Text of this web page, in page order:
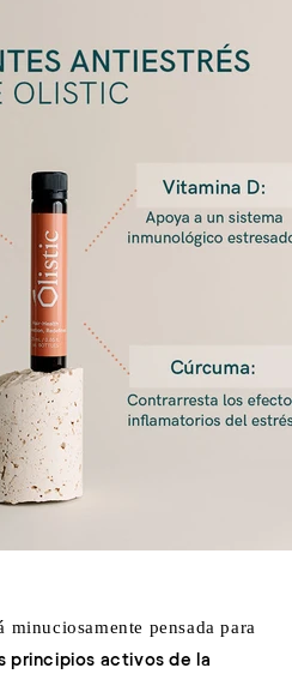
pensada para
principios activos de la